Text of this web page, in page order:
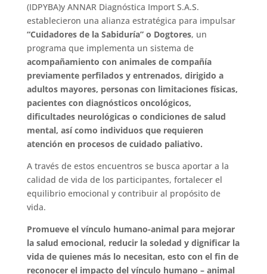
(IDPYBA)y ANNAR Diagnóstica Import S.A.S.
establecieron una alianza estratégica para impulsar
“Cuidadores de la Sabiduría” o Dogtores, un
programa que implementa un sistema de
acompañamiento con animales de compañía
previamente perfilados y entrenados, dirigido a
adultos mayores, personas con limitaciones físicas,
pacientes con diagnósticos oncológicos,
dificultades neurológicas o condiciones de salud
mental, así como individuos que requieren
atención en procesos de cuidado paliativo.
A través de estos encuentros se busca aportar a la
calidad de vida de los participantes, fortalecer el
equilibrio emocional y contribuir al propósito de
vida.
Promueve el vínculo humano-animal para mejorar
la salud emocional, reducir la soledad y dignificar la
vida de quienes más lo necesitan, esto con el fin de
reconocer el impacto del vínculo humano – animal